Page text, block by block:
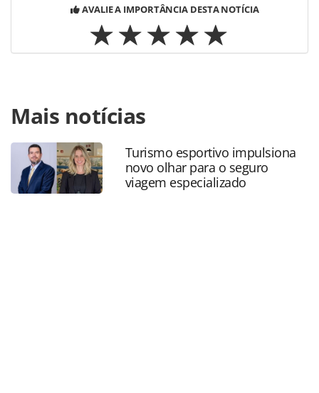
AVALIE A IMPORTÂNCIA DESTA NOTÍCIA
https://www.panrotas.com.br/gente/movimentacao/2026/
de-negocios-da-queensberry-incentivos-deixa-befly-apos-
mais-de-tres-anos_230081.html ou as ferramentas
oferecidas na página. Todo o conteúdo produzido pela
PANROTAS Editora é protegido pela legislação brasileira
sobre direito autoral. Não reproduza o conteúdo sem
Mais notícias
Turismo esportivo impulsiona
novo olhar para o seguro
viagem especializado